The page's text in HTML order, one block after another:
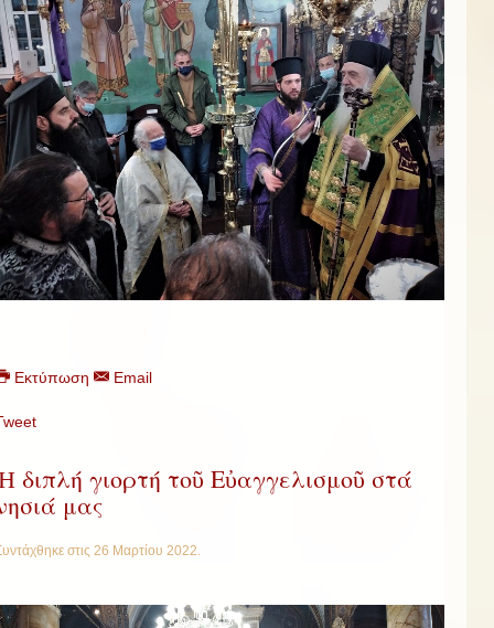
Εκτύπωση Email
διπλή γιορτή τοῦ Εὐαγγελισμοῦ στά
μας
στις 26 Μαρτίου 2022.